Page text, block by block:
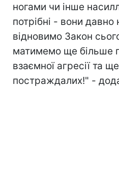
ногами чи інше
потрібні - вони
відновимо Закон
матимемо ще більше
взаємної агресії та
постраждалих!" -